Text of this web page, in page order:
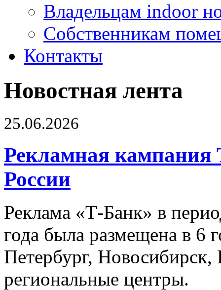
Владельцам indoor
Собственникам
Контакты
Новостная лента
25.06.2026
Рекламная кампания
России
Реклама «Т-Банк» в
года была размещена в 6
Петербург,
региональные центры.